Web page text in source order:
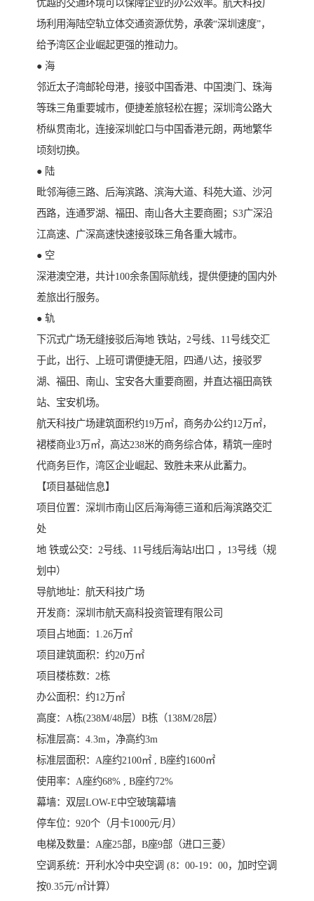
优越的交通环境可以保障企业的办公效率。航天科技广
场利用海陆空轨立体交通资源优势，承袭“深圳速度”，
给予湾区企业崛起更强的推动力。
● 海
邻近太子湾邮轮母港，接驳中国香港、中国澳门、珠海
等珠三角重要城市，便捷差旅轻松在握；深圳湾公路大
桥纵贯南北，连接深圳蛇口与中国香港元朗，两地繁华
顷刻切换。
● 陆
毗邻海德三路、后海滨路、滨海大道、科苑大道、沙河
西路，连通罗湖、福田、南山各大主要商圈；S3广深沿
江高速、广深高速快速接驳珠三角各重大城市。
● 空
深港澳空港，共计100余条国际航线，提供便捷的国内外
差旅出行服务。
● 轨
下沉式广场无缝接驳后海地 铁站，2号线、11号线交汇
于此，出行、上班可谓便捷无阻，四通八达，接驳罗
湖、福田、南山、宝安各大重要商圈，并直达福田高铁
站、宝安机场。
航天科技广场建筑面积约19万㎡，商务办公约12万㎡，
裙楼商业3万㎡，高达238米的商务综合体，精筑一座时
代商务巨作，湾区企业崛起、致胜未来从此蓄力。
【项目基础信息】
项目位置：深圳市南山区后海海德三道和后海滨路交汇
处
地 铁或公交：2号线、11号线后海站J出口 ，13号线（规
划中）
导航地址：航天科技广场
开发商：深圳市航天高科投资管理有限公司
项目占地面：1.26万㎡
项目建筑面积：约20万㎡
项目楼栋数：2栋
办公面积：约12万㎡
高度：A栋(238M/48层）B栋（138M/28层）
标准层高：4.3m，净高约3m
标准层面积：A座约2100㎡ , B座约1600㎡
使用率：A座约68% , B座约72%
幕墙：双层LOW-E中空玻璃幕墙
停车位：920个（月卡1000元/月）
电梯及数量：A座25部，B座9部（进口三菱）
空调系统：开利水冷中央空调 (8：00-19：00，加时空调
按0.35元/㎡计算）